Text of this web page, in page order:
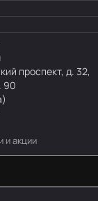
проспект, д. 32,
90
и акции